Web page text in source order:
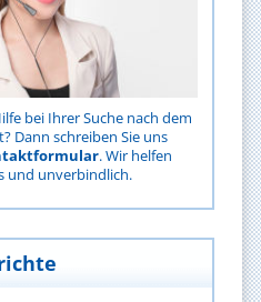
bei Ihrer Suche nach dem
Dann schreiben Sie uns
. Wir helfen
und unverbindlich.